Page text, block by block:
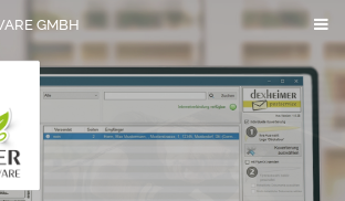
GMBH